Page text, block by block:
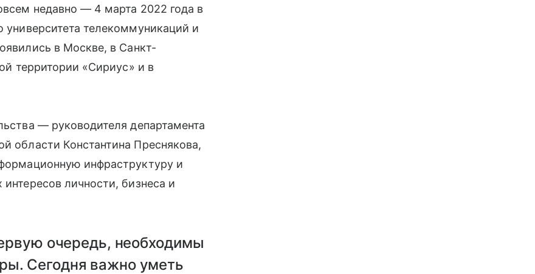
недавно — 4 марта 2022 года в
университета телекоммуникаций и
в Москве, в Санкт-
территории «Сириус» и в
— руководителя департамента
области Константина Преснякова,
инфраструктуру и
личности, бизнеса и
очередь, необходимы
Сегодня важно уметь